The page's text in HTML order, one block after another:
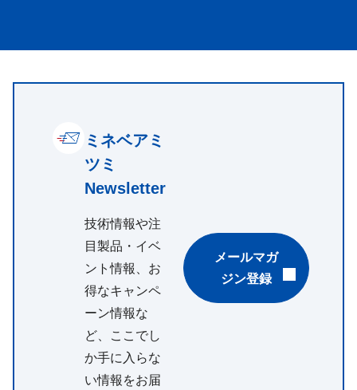
ミネベアミ
ツミ
Newsletter
技術情報や注
目製品・イベ
ント情報、お
得なキャンペ
ーン情報な
ど、ここでし
か手に入らな
い情報をお届
メールマガ
ジン登録